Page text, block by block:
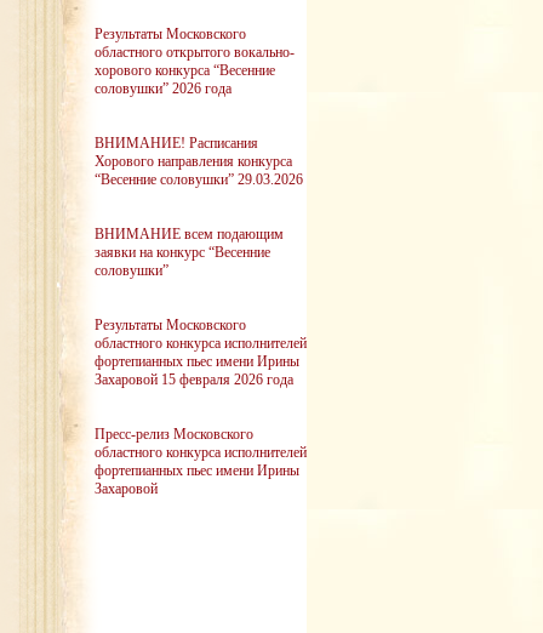
Результаты Московского
областного открытого вокально-
хорового конкурса “Весенние
соловушки” 2026 года
ВНИМАНИЕ! Расписания
Хорового направления конкурса
“Весенние соловушки” 29.03.2026
ВНИМАНИЕ всем подающим
заявки на конкурс “Весенние
соловушки”
Результаты Московского
областного конкурса исполнителей
фортепианных пьес имени Ирины
Захаровой 15 февраля 2026 года
Пресс-релиз Московского
областного конкурса исполнителей
фортепианных пьес имени Ирины
Захаровой